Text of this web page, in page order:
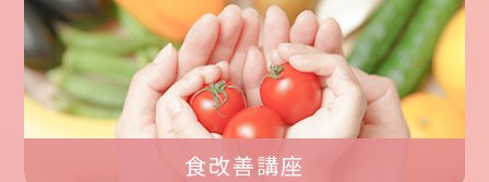
食改善講座